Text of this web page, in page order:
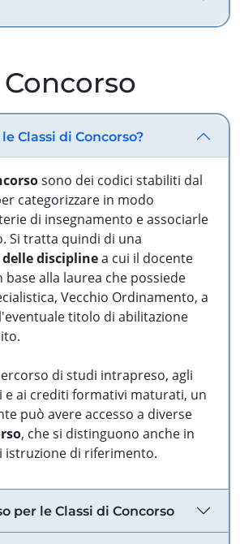
Classi di Concorso?
sono dei codici stabiliti dal
categorizzare in modo
di insegnamento e associarle
Si tratta quindi di una
disciplinea cui il docente
base alla laurea che possiede
Vecchio Ordinamento, a
titolo di abilitazione
di studi intrapreso, agli
e ai crediti formativi maturati, un
può avere accesso a diverse
, che si distinguono anche in
istruzione di riferimento.
per le Classi di Concorso